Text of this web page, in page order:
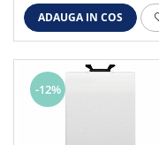
ADAUGA IN COS
-12%